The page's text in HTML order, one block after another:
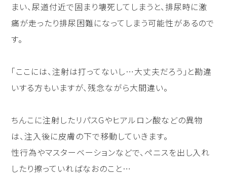
まい、尿道付近で固まり壊死してしまうと、排尿時に激
痛が走ったり排尿困難になってしまう可能性があるので
す。
「ここには、注射は打ってないし…大丈夫だろう」と勘違
いする方もいますが、残念ながら大間違い。
ちんこに注射したリパスGやヒアルロン酸などの異物
は、注入後に皮膚の下で移動していきます。
性行為やマスターベーションなどで、ペニスを出し入れ
したり擦っていればなおのこと…